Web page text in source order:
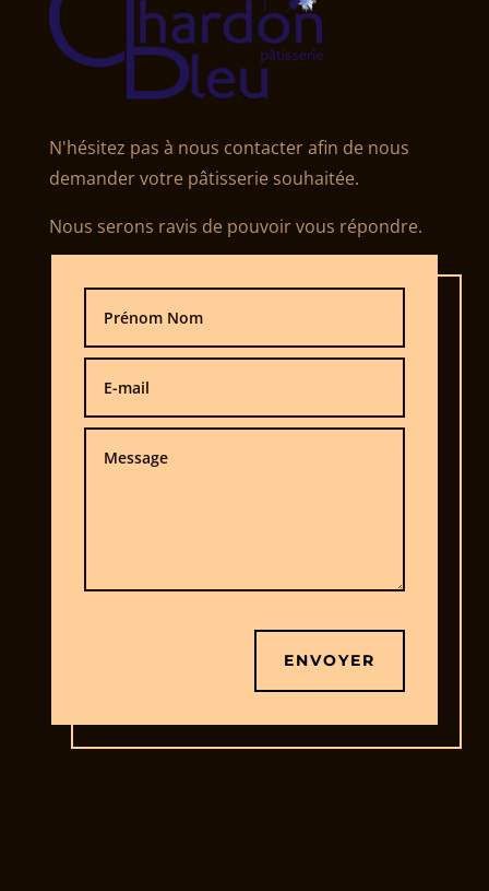
N'hésitez pas à nous contacter afin de nous
demander votre pâtisserie souhaitée.
Nous serons ravis de pouvoir vous répondre.
ENVOYER